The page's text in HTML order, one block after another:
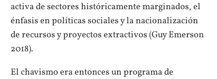
activa de sectores históricamente marginados, el
énfasis en políticas sociales y la nacionalización
de recursos y proyectos extractivos (Guy Emerson
2018).
El chavismo era entonces un programa de